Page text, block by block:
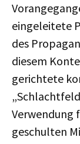
eingeleitete
des
diesem
gerichtete
Verwendung
geschulten